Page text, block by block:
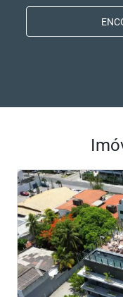
<<<<
‹Previous